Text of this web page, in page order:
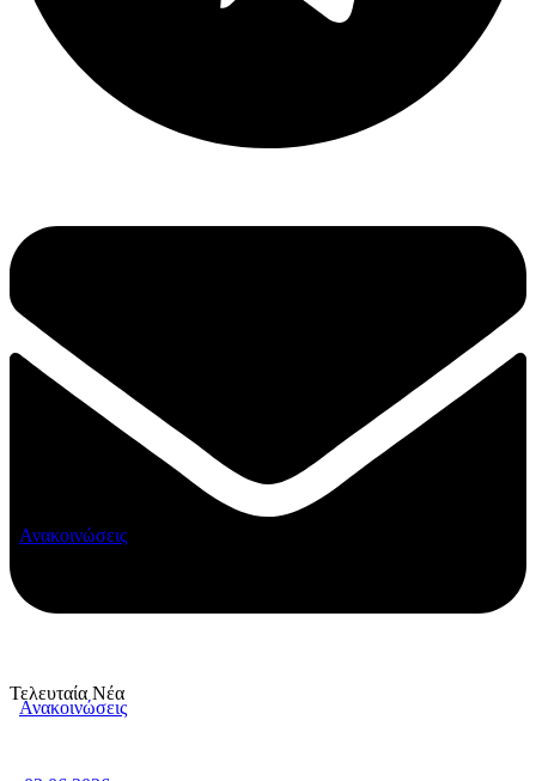
Τελευταία Νέα
Ανακοινώσεις
Ανακοινώσεις